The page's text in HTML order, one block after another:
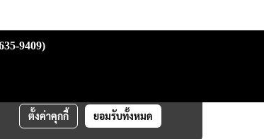
9409)
ตั้งค่าคุกกี้ ยอมรับทั้งหมด